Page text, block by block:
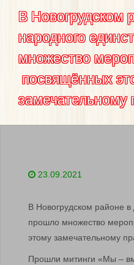
В Новогрудском
народного
множество
посвящённых
замечательному
23.09.2021
В Новогрудском районе в
прошло множество
этому замечательному
Прошли митинги «Мы –